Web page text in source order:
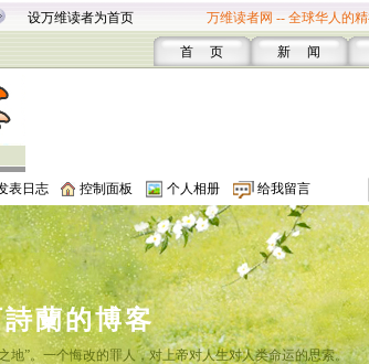
设万维读者为首页 万维读者网 -- 全球华人的
首 页 新 闻
表日志 控制面板 个人相册 给我留言
蘭的博客
地”。一个悔改的罪人，对上帝对人生对人类命运的思索。